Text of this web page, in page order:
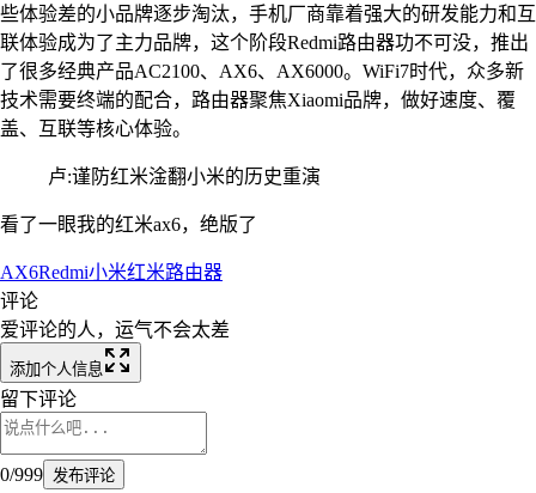
些体验差的小品牌逐步淘汰，手机厂商靠着强大的研发能力和互
联体验成为了主力品牌，这个阶段Redmi路由器功不可没，推出
了很多经典产品AC2100、AX6、AX6000。WiFi7时代，众多新
技术需要终端的配合，路由器聚焦Xiaomi品牌，做好速度、覆
盖、互联等核心体验。
卢:谨防红米淦翻小米的历史重演
看了一眼我的红米ax6，绝版了
AX6Redmi小米红米路由器
评论
爱评论的人，运气不会太差
添加个人信息
留下评论
0/999 发布评论